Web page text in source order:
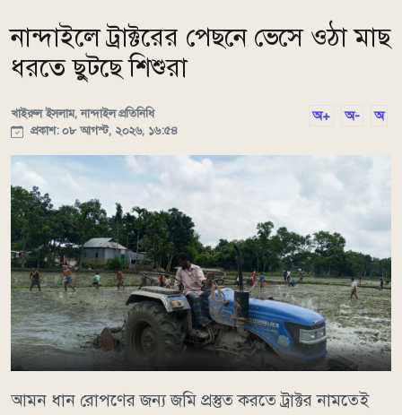
নান্দাইলে ট্রাক্টরের পেছনে ভেসে ওঠা মাছ
ধরতে ছুটছে শিশুরা
খাইরুল ইসলাম, নান্দাইল প্রতিনিধি
প্রকাশ: ০৮ আগস্ট, ২০২৬, ১৬:৫৪
অ+ অ- অ
আমন ধান রোপণের জন্য জমি প্রস্তুত করতে ট্রাক্টর নামতেই